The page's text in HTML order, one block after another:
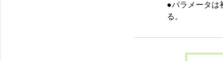
●パラメータは
る。